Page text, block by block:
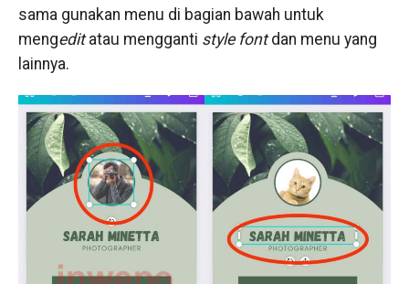
sama gunakan menu di bagian bawah untuk
mengeditatau mengganti style fontdan menu yang
lainnya.